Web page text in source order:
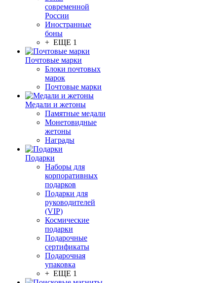
современной
России
Иностранные
боны
+ ЕЩЕ 1
Почтовые марки
Блоки почтовых
марок
Почтовые марки
Медали и жетоны
Памятные медали
Монетовидные
жетоны
Награды
Подарки
Наборы для
корпоративных
подарков
Подарки для
руководителей
(VIP)
Космические
подарки
Подарочные
сертификаты
Подарочная
упаковка
+ ЕЩЕ 1